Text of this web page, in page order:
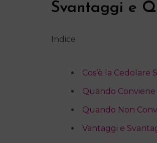
Svantaggi e
Indice
Cos’è la Cedolare
Quando Conviene
Quando Non
Vantaggi e